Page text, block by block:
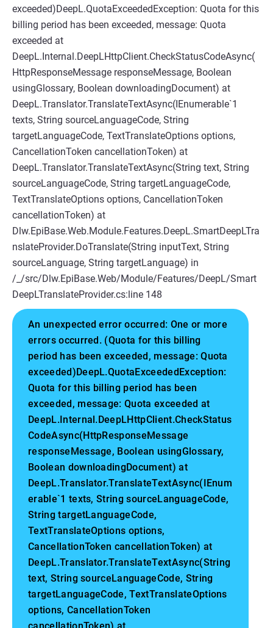
exceeded)DeepL.QuotaExceededException: Quota for this
billing period has been exceeded, message: Quota
exceeded at
DeepL.Internal.DeepLHttpClient.CheckStatusCodeAsync(
HttpResponseMessage responseMessage, Boolean
usingGlossary, Boolean downloadingDocument) at
DeepL.Translator.TranslateTextAsync(IEnumerable`1
texts, String sourceLanguageCode, String
targetLanguageCode, TextTranslateOptions options,
CancellationToken cancellationToken) at
DeepL.Translator.TranslateTextAsync(String text, String
sourceLanguageCode, String targetLanguageCode,
TextTranslateOptions options, CancellationToken
cancellationToken) at
Dlw.EpiBase.Web.Module.Features.DeepL.SmartDeepLTra
nslateProvider.DoTranslate(String inputText, String
sourceLanguage, String targetLanguage) in
/_/src/Dlw.EpiBase.Web/Module/Features/DeepL/Smart
DeepLTranslateProvider.cs:line 148
An unexpected error occurred: One or more
errors occurred. (Quota for this billing
period has been exceeded, message: Quota
exceeded)DeepL.QuotaExceededException:
Quota for this billing period has been
exceeded, message: Quota exceeded at
DeepL.Internal.DeepLHttpClient.CheckStatus
CodeAsync(HttpResponseMessage
responseMessage, Boolean usingGlossary,
Boolean downloadingDocument) at
DeepL.Translator.TranslateTextAsync(IEnum
erable`1 texts, String sourceLanguageCode,
String targetLanguageCode,
TextTranslateOptions options,
CancellationToken cancellationToken) at
DeepL.Translator.TranslateTextAsync(String
text, String sourceLanguageCode, String
targetLanguageCode, TextTranslateOptions
options, CancellationToken